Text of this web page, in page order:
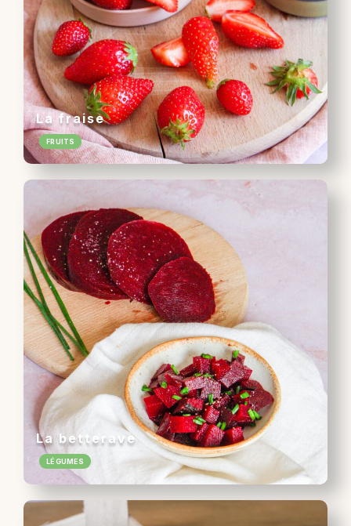
La fraise
FRUITS
La betterave
LÉGUMES